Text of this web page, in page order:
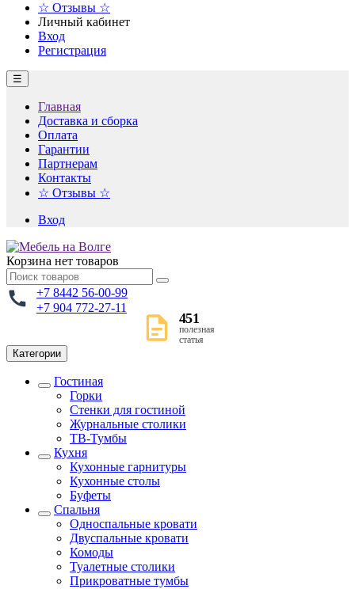
☆ Отзывы ☆
Личный кабинет
Вход
Регистрация
☰
Главная
Доставка и сборка
Оплата
Гарантии
Партнерам
Контакты
☆ Отзывы ☆
Вход
Корзина нет товаров
+7 8442 56-00-99
+7 904 772-27-11
451
полезная
статья
Категории
Гостиная
Горки
Стенки для гостиной
Журнальные столики
TВ-Тумбы
Кухня
Кухонные гарнитуры
Кухонные столы
Буфеты
Спальня
Односпальные кровати
Двуспальные кровати
Комоды
Туалетные столики
Прикроватные тумбы